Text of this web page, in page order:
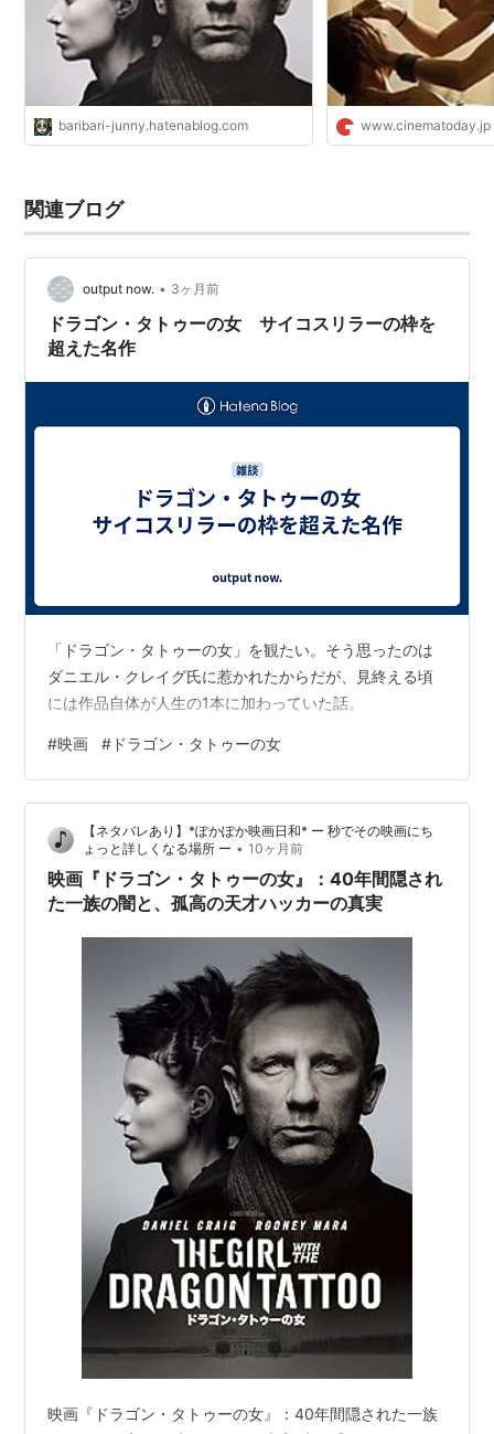
概要
ジャーナリストのミカエルは、大物実業家との名誉
毀損裁判に敗れ、雑誌「ミレニアム」責任者の立場
を辞する。そんな最中、大資本グループの元会長で
あるヘンリックから、40年前に起きた姪ハリエット
にドラゴンの刺青をした天才ハッカーのリスベット
と協力して事件の解明に乗り出す。
スティーグ・ラーソンによるミステリー小説3部作の
第1部の映画化。全編をスウェーデンでロケーション
撮影している。
デヴィッド・フィンチャー監督のサスペンス映画。
アカデミー賞
受賞：編集賞
候補：撮影賞、音響調整賞、音響編集賞、主演女優
賞（ルーニー・マーラ）
蜘蛛の巣を払う女 （2018）
ミレニアム ドラゴン・タトゥーの女 （2009） オリ
ドラゴン・タトゥーの女 [Blu-
ray]
出版社/メーカー:ソニー・ピクチャー
ズエンタテインメント
発売日:2012/11/21
メディア:Blu-ray
購入: 1人クリック
: 3回
この商品を含むブログ (27件) を見る
baribari-junny.hatenablog.com www.cinematoday.jp
関連ブログ
output now. • 3ヶ月前
ドラゴン・タトゥーの女 サイコスリラーの枠を
超えた名作
「ドラゴン・タトゥーの女」を観たい。そう思ったのは
ダニエル・クレイグ氏に惹かれたからだが、見終える頃
には作品自体が人生の1本に加わっていた話。
#映画 # ドラゴン・タトゥーの女
【ネタバレあり】*ぽかぽか映画日和* ー 秒でその映画にち
ょっと詳しくなる場所 ー • 10ヶ月前
映画『ドラゴン・タトゥーの女』：40年間隠され
た一族の闇と、孤高の天才ハッカーの真実
映画『ドラゴン・タトゥーの女』：40年間隠された一族